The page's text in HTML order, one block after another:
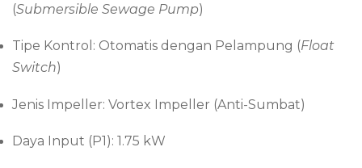
(Submersible Sewage Pump)
Tipe Kontrol: Otomatis dengan Pelampung (Float
Switch)
Jenis Impeller: Vortex Impeller (Anti-Sumbat)
Daya Input (P1): 1.75 kW